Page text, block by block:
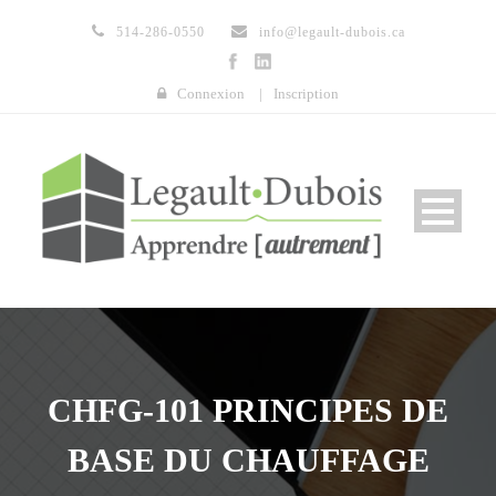
514-286-0550 info@legault-dubois.ca
Connexion | Inscription
CHFG-101 PRINCIPES DE
BASE DU CHAUFFAGE